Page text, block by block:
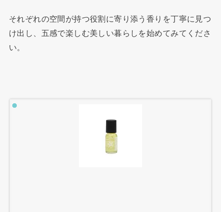
それぞれの空間が持つ役割に寄り添う香りを丁寧に見つ
け出し、五感で楽しむ美しい暮らしを始めてみてくださ
い。